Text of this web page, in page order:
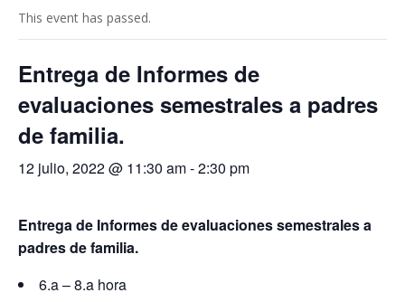
This event has passed.
Entrega de Informes de
evaluaciones semestrales a padres
de familia.
12 julio, 2022 @ 11:30 am-2:30 pm
Entrega de Informes de evaluaciones semestrales a
padres de familia.
6.a – 8.a hora